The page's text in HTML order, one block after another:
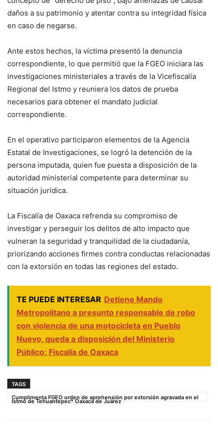
daños a su patrimonio y atentar contra su integridad física
en caso de negarse.
Ante estos hechos, la víctima presentó la denuncia
correspondiente, lo que permitió que la FGEO iniciara las
investigaciones ministeriales a través de la Vicefiscalía
Regional del Istmo y reuniera los datos de prueba
necesarios para obtener el mandato judicial
correspondiente.
En el operativo participaron elementos de la Agencia
Estatal de Investigaciones, se logró la detención de la
persona imputada, quien fue puesta a disposición de la
autoridad ministerial competente para determinar su
situación jurídica.
La Fiscalía de Oaxaca refrenda su compromiso de
investigar y perseguir los delitos de alto impacto que
vulneran la seguridad y tranquilidad de la ciudadanía,
priorizando acciones firmes contra conductas relacionadas
con la extorsión en todas las regiones del estado.
TE PUEDE INTERESAR Detiene Mando
Metropolitano a presunto responsable de robo
con violencia de una motocicleta en Pueblo
Nuevo, queda a disposición del Ministerio
Público: Fiscalía de Oaxaca
TAGS
Cumplimenta FGEO orden de aprehensión por extorsión agravada en el
Istmo de Tehuantepec* Oaxaca de Juárez